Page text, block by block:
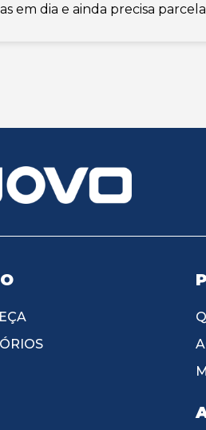
em dia e ainda precisa